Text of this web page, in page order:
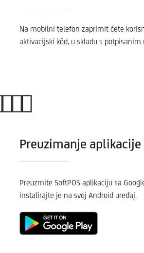
Na mobilni telefon zaprimit ćete
aktivacijski kôd, u skladu s potpisanim
Preuzimanje aplikacije
Preuzmite SoftPOS aplikaciju sa
instalirajte je na svoj Android uređaj.